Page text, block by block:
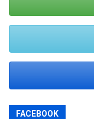
FACEBOOK